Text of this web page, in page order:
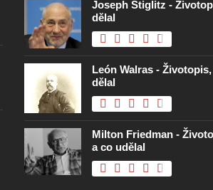
Joseph Stiglitz -
dělal
León Walras -
dělal
Milton Friedman -
a co udělal